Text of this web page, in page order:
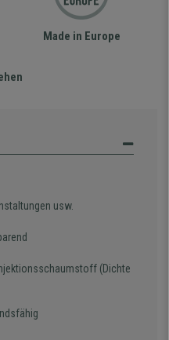
Made in Europe
usw.
(Dichte